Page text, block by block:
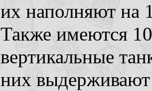
их наполняют на
Также имеются
вертикальные
них